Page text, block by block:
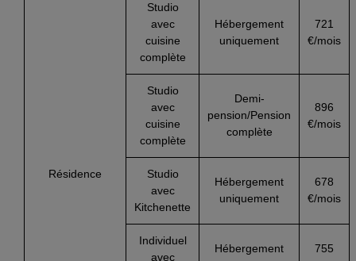
Résidence
Studio
avec
cuisine
complète
Hébergement
uniquement
721
€/mois
Studio
avec
cuisine
complète
Demi-
pension/Pension
complète
896
€/mois
Studio
avec
Kitchenette
Hébergement
uniquement
678
€/mois
Individuel
avec
Hébergement
755